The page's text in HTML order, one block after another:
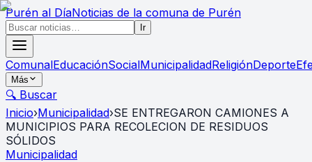
Purén al DíaNoticias de la comuna de Purén
Ir
ComunalEducaciónSocialMunicipalidadReligiónDeporte
Más
🔍 Buscar
Inicio›Municipalidad›SE ENTREGARON CAMIONES A
MUNICIPIOS PARA RECOLECION DE RESIDUOS
SÓLIDOS
Municipalidad